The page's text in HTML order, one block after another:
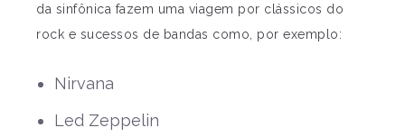
da sinfônica fazem uma viagem por clássicos do
rock e sucessos de bandas como, por exemplo:
Nirvana
Led Zeppelin